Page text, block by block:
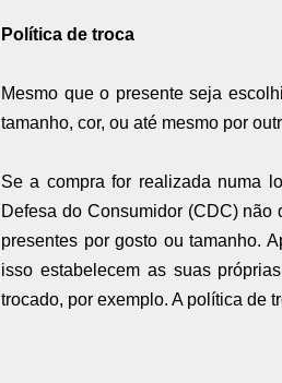
Política de troca
Mesmo que o presente seja
tamanho, cor, ou até mesmo por
Se a compra for realizada numa
Defesa do Consumidor (CDC)
presentes por gosto ou tamanho.
isso estabelecem as suas
trocado, por exemplo. A política de